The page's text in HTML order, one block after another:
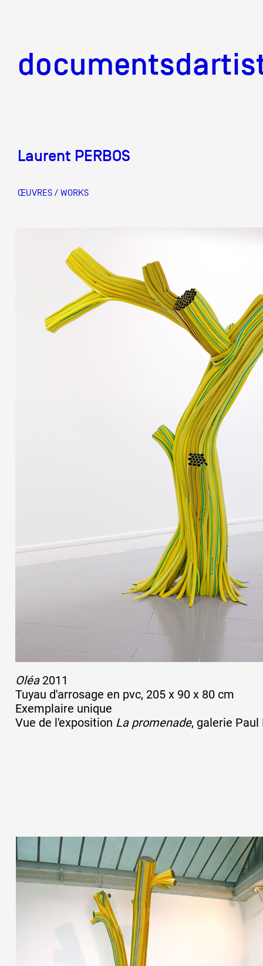
Équipe
Partenaires
Documentation
Visites d'ateliers
Production vidéo
Formation
Événements
1% œuvres
Réseau
De A à Z
Année par année
Laurent PERBOS
ŒUVRES / WORKS
Oléa2011
Tuyau d'arrosage en pvc, 205 x 90 x 80 cm
Exemplaire unique
Vue de l'exposition La promenade, galerie Paul